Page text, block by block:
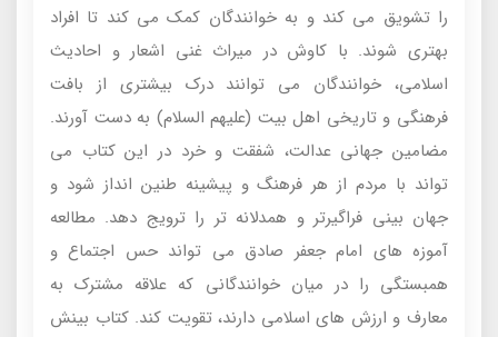
را تشویق می کند و به خوانندگان کمک می کند تا افراد
بهتری شوند. با کاوش در میراث غنی اشعار و احادیث
اسلامی، خوانندگان می توانند درک بیشتری از بافت
فرهنگی و تاریخی اهل بیت (علیهم السلام) به دست آورند.
مضامین جهانی عدالت، شفقت و خرد در این کتاب می
تواند با مردم از هر فرهنگ و پیشینه طنین انداز شود و
جهان بینی فراگیرتر و همدلانه تر را ترویج دهد. مطالعه
آموزه های امام جعفر صادق می تواند حس اجتماع و
همبستگی را در میان خوانندگانی که علاقه مشترک به
معارف و ارزش های اسلامی دارند، تقویت کند. کتاب بینش